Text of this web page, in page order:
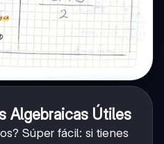
Algebraicas Útiles
Súper fácil: si tienes